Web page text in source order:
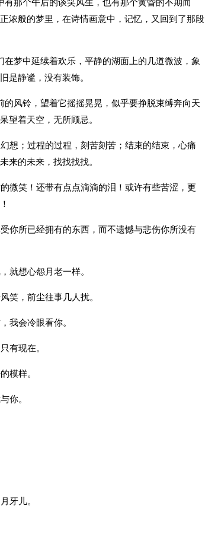
那个午后的谈笑风生，也有那个黄昏的不期而
浓般的梦里，在诗情画意中，记忆，又回到了那段
梦中延续着欢乐，平静的湖面上的几道微波，象
是静谧，没有装饰。
风铃，望着它摇摇晃晃，似乎要挣脱束缚奔向天
望着天空，无所顾忌。
想；过程的过程，刻苦刻苦；结束的结束，心痛
来的未来，找找找找。
微笑！还带有点点滴滴的泪！或许有些苦涩，更
你所已经拥有的东西，而不遗憾与悲伤你所没有
就想心怨月老一样。
笑，前尘往事几人扰。
我会冷眼看你。
有现在。
模样。
你。
牙儿。